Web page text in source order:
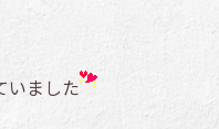
いました